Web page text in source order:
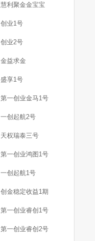
慧利聚金金宝宝
创业1号
创业2号
金益求金
盛享1号
第一创业金马1号
一创起航2号
天权瑞泰三号
第一创业鸿图1号
一创起航1号
创金稳定收益1期
第一创业睿创1号
第一创业睿创2号